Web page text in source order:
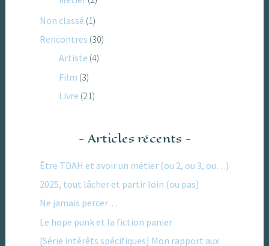
Non classé (1)
Rencontres (30)
Artiste (4)
Film (3)
Livre (21)
Articles récents
Être TDAH et avoir un métier (ou 2, ou 3, ou…)
2025, tout lâcher et partir loin (ou pas)
Ne jamais percer…
Le hope punk et la fiction panier
[Série intérêts spécifiques] Mon rapport aux